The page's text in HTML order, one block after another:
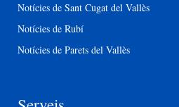
Notícies de Sant Cugat del Vallès
Notícies de Rubí
Notícies de Parets del Vallès